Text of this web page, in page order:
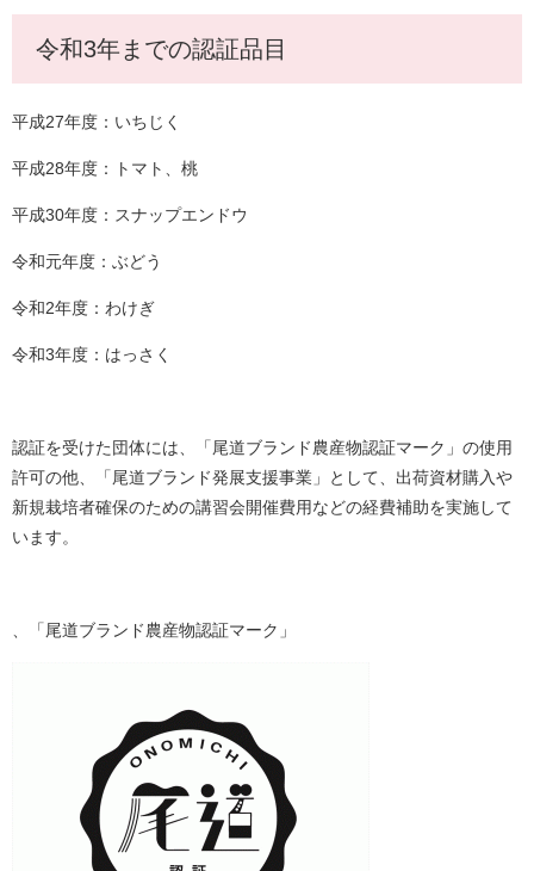
令和3年までの認証品目
平成27年度：いちじく
平成28年度：トマト、桃
平成30年度：スナップエンドウ
令和元年度：ぶどう
令和2年度：わけぎ
令和3年度：はっさく
認証を受けた団体には、「尾道ブランド農産物認証マーク」の使用
許可の他、「尾道ブランド発展支援事業」として、出荷資材購入や
新規栽培者確保のための講習会開催費用などの経費補助を実施して
います。
、「尾道ブランド農産物認証マーク」